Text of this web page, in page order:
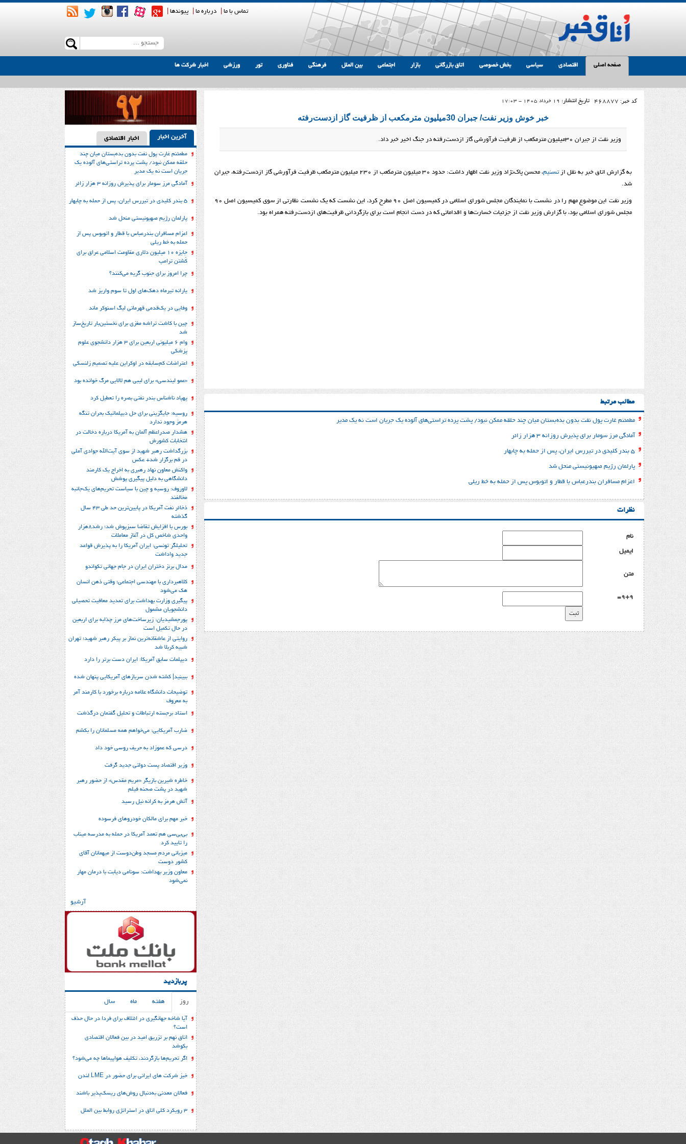
تماس با ما درباره ما پیوندها
صفحه اصلی اقتصادی سیاسی بخش خصوصی اتاق بازرگانی بازار اجتماعی بین الملل فرهنگی فناوری تور ورزشی اخبار شرکت ها
کد خبر: 468877 تاریخ انتشار: 19 خرداد 1405 - 17:03
خبر خوش وزیر نفت/ جبران 30میلیون مترمکعب از ظرفیت گاز ازدست‌رفته
وزیر نفت از جبران 30میلیون مترمکعب از ظرفیت فرآورشی گاز ازدست‌رفته در جنگ اخیر خبر داد.
به گزارش اتاق خبر به نقل از تسنیم
، محسن پاک‌نژاد وزیر نفت اظهار داشت: حدود ٣٠ میلیون مترمکعب از ٢٣٠ میلیون مترمکعب ظرفیت فرآورشی گاز ازدست‌رفته، جبران
شد.
وزیر نفت این موضوع مهم را در نشست با نمایندگان مجلس شورای اسلامی در کمیسیون اصل 90 مطرح کرد، این نشست که یک نشست نظارتی از سوی کمیسیون اصل 90
مجلس شورای اسلامی بود، با گزارش وزیر نفت از جزئیات خسارت‌ها و اقداماتی که در دست انجام است برای بازگردانی ظرفیت‌های ازدست‌رفته همراه بود.
مطالب مرتبط
مطمئنم غارت پول نفت بدون بده‌بستان میان چند حلقه ممکن نبود/ پشت پرده تراستی‌‌های آلوده یک جریان است نه یک مدیر
آمادگی مرز سومار برای پذیرش روزانه ۳ هزار زائر
۵ بندر کلیدی در تیررس ایران، پس از حمله به چابهار
پارلمان رژیم صهیونیستی منحل شد
اعزام مسافران بندرعباس با قطار و اتوبوس پس از حمله به خط ریلی
نظرات
نام
ایمیل
متن
9+9=
آخرین اخبار اخبار اقتصادی
مطمئنم غارت پول نفت بدون بده‌بستان میان چند
حلقه ممکن نبود/ پشت پرده تراستی‌‌های آلوده یک
جریان است نه یک مدیر
آمادگی مرز سومار برای پذیرش روزانه ۳ هزار زائر
۵ بندر کلیدی در تیررس ایران، پس از حمله به چابهار
پارلمان رژیم صهیونیستی منحل شد
اعزام مسافران بندرعباس با قطار و اتوبوس پس از
حمله به خط ریلی
جایزه ۱۰ میلیون دلاری مقاومت اسلامی عراق برای
کُشتن ترامپ
چرا امروز برای جنوب گریه می‌کنند؟
یارانه تیرماه دهک‌های اول تا سوم واریز شد
وفایی در یک‎‌قدمی قهرمانی لیگ اسنوکر ماند
چین با کاشت تراشه مغزی برای نخستین‌بار تاریخ‌ساز
شد
وام ۶ میلیونی اربعین برای ۳ هزار دانشجوی علوم
پزشکی
اعتراضات کم‌سابقه در اوکراین علیه تصمیم زلنسکی
«عمو لیندسی» برای لیبی هم لالایی مرگ خوانده بود
پهپاد ناشناس بندر نفتی بصره را تعطیل کرد
روسیه: جایگزینی برای حل‌ دیپلماتیک بحران تنگه
هرمز وجود ندارد
هشدار صدراعظم آلمان به آمریکا درباره دخالت در
انتخابات کشورش
بزرگداشت رهبر شهید از سوی آیت‌الله جوادی آملی
در قم برگزار شد+ عکس
واکنش معاون نهاد رهبری به اخراج یک کارمند
دانشگاهی به دلیل پیگیری پوشش
لاوروف: روسیه و چین با سیاست تحریم‌های یک‌جانبه
مخالفند
ذخائر نفت آمریکا در پایین‌ترین حد طی 43 سال
گذشته
بورس با افزایش تقاضا سبزپوش شد؛ رشد8هزار
واحدی شاخص کل در آغاز معاملات
تحلیلگر تونسی: ایران آمریکا را به پذیرش قواعد
جدید واداشت
مدال برنز دختران ایران در جام جهانی تکواندو
کلاهبرداری با مهندسی اجتماعی؛ وقتی ذهن انسان
هک می‌شود
پیگیری وزارت بهداشت برای تمدید معافیت تحصیلی
دانشجویان مشمول
پورجمشیدیان: زیرساخت‌های مرز چذابه برای اربعین
در حال تکمیل است
روایتی از عاشقانه‌ترین نماز بر پیکر رهبر شهید؛‌ تهران‌
شبیه کربلا شد
دیپلمات سابق آمریکا: ایران دست برتر را دارد
ببینید| کشته شدن سربازهای آمریکایی پنهان شده
توضیحات دانشگاه علامه درباره برخورد با کارمند آمر
به معروف
استاد برجسته ارتباطات و تحلیل گفتمان درگذشت
ضارب آمریکایی: می‌خواهم همه مسلمانان را بکشم
درسی که عموزاد به حریف روسی خود داد
وزیر اقتصاد پست دولتی جدید گرفت
خاطره شیرین بازیگر «مریم مقدس» از حضور رهبر
شهید در پشت صحنه فیلم
آتش هرمز به کرانه نیل رسید
خبر مهم برای مالکان خودروهای فرسوده
بی‌بی‌سی هم تعمد آمریکا در حمله به مدرسه میناب
را تایید کرد
میزبانی مردم ِمسجد وطن‌دوست از میهمانان آقای
کشور دوست
معاون وزیر بهداشت: سونامی دیابت با درمان مهار
نمی‌شود
آرشیو
پربازدید
روز هفته ماه سال
آیا شاخه جهانگیری در ائتلاف برای فردا در حال حذف
است؟
اتاق نهم بر تزریق امید در بین فعالان اقتصادی
بکوشد
اگر تحریم‌ها بازگردند، تکلیف هواپیماها چه می‌شود؟
خیز شرکت های ایرانی برای حضور در LME لندن
فعالان معدنی به‌دنبال روش‌های ریسک‌پذیر باشند
3 رویکرد کلی اتاق در استراتژی روابط بین الملل